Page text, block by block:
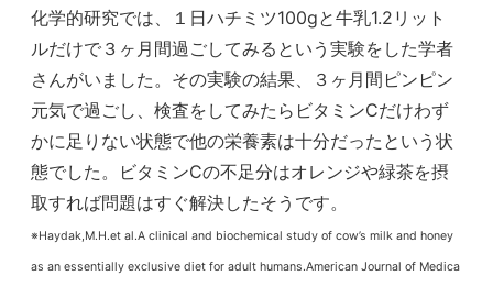
化学的研究では、１日ハチミツ100gと牛乳1.2リット
ルだけで３ヶ月間過ごしてみるという実験をした学者
さんがいました。その実験の結果、３ヶ月間ピンピン
元気で過ごし、検査をしてみたらビタミンCだけわず
かに足りない状態で他の栄養素は十分だったという状
態でした。ビタミンCの不足分はオレンジや緑茶を摂
取すれば問題はすぐ解決したそうです。
※Haydak,M.H.et al.A clinical and biochemical study of cow’s milk and honey
as an essentially exclusive diet for adult humans.American Journal of Medica